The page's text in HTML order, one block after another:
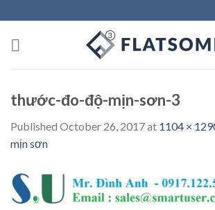
to
content
thước-đo-độ-mịn-sơn-3
Published October 26, 2017at 1104 ×
mịn sơn